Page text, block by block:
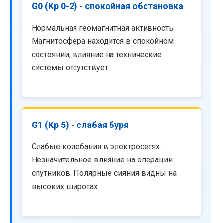
G0 (Kp 0-2) - спокойная обстановка
Нормальная геомагнитная активность.
Магнитосфера находится в спокойном
состоянии, влияние на технические
системы отсутствует.
G1 (Kp 5) - слабая буря
Слабые колебания в электросетях.
Незначительное влияние на операции
спутников. Полярные сияния видны на
высоких широтах.